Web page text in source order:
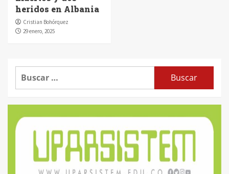
heridos en Albania
Cristian Bohórquez
29 enero, 2025
Buscar: